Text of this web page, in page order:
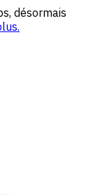
désormais